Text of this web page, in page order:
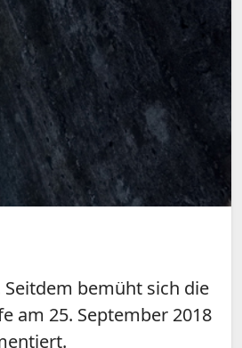
bemüht sich die
am 25. September 2018